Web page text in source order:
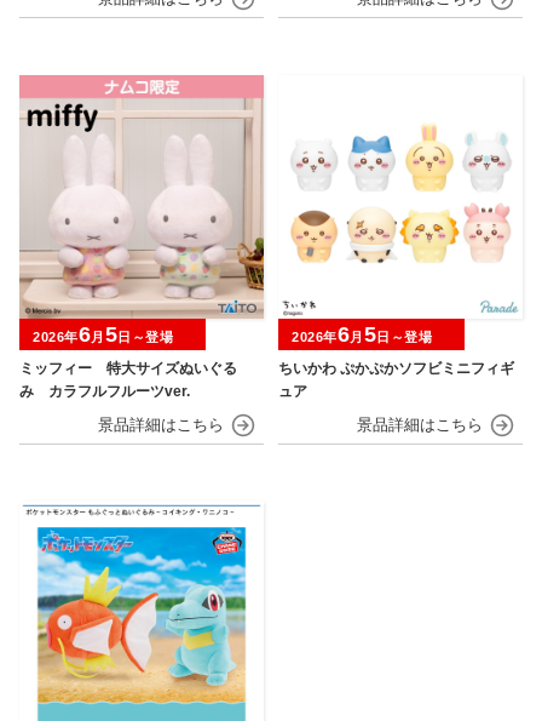
ミッフィー 特大サイズぬいぐる
み カラフルフルーツver.
2026年6月 5 日～登場
ちいかわ ぷかぷかソフビミニフィギ
ュア
2026年6月 5 日～登場